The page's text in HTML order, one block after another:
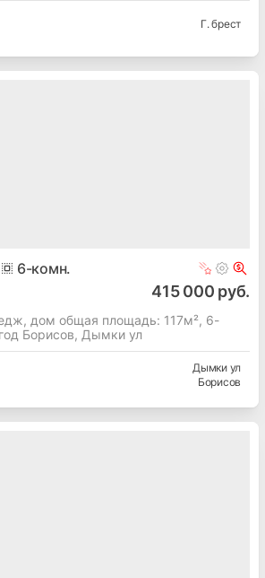
Г. брест
6-комн.
415 000 руб.
дом общая площадь: 117м², 6-
Борисов, Дымки ул
Дымки ул
Борисов